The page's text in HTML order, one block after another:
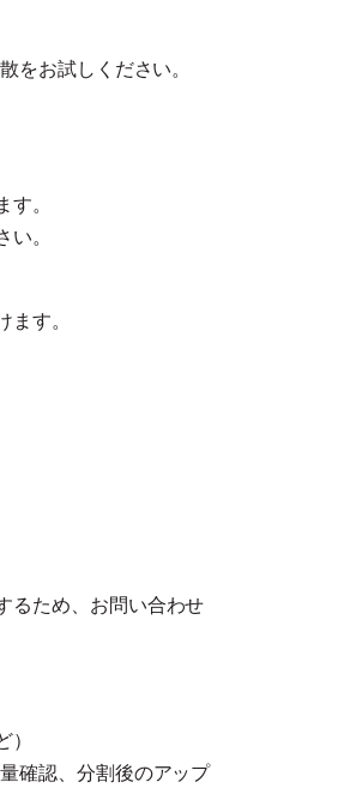
をお試しください。
。
。
す。
るため、お問い合わせ
確認、分割後のアップ